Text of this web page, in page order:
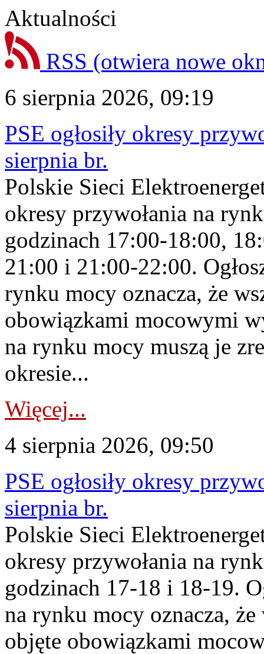
Aktualności
RSS (otwiera nowe
6 sierpnia 2026, 09:19
PSE ogłosiły okresy
sierpnia br.
Polskie Sieci
okresy przywołania na
godzinach 17:00-18:00,
21:00 i 21:00-22:00.
rynku mocy oznacza, że
obowiązkami mocowymi
na rynku mocy muszą je
okresie...
Więcej...
4 sierpnia 2026, 09:50
PSE ogłosiły okresy
sierpnia br.
Polskie Sieci
okresy przywołania na
godzinach 17-18 i 18-19.
na rynku mocy oznacza,
objęte obowiązkami